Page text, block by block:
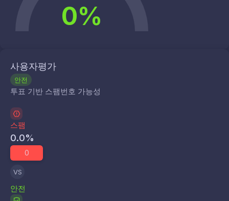
0%
사용자평가
안전
투표 기반 스팸번호 가능성
스팸
0.0%
0
VS
안전